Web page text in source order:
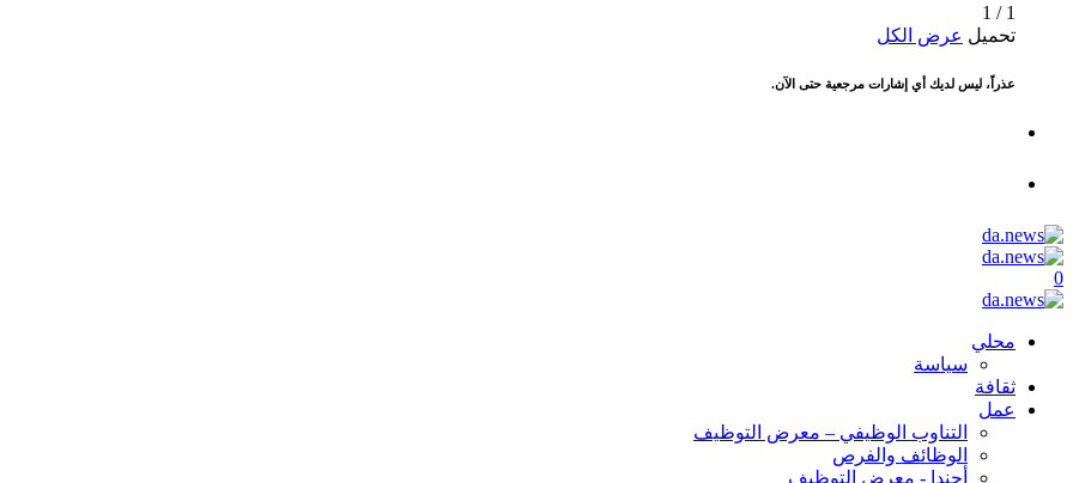
1
/
1
تحميل عرض الكل
عذراً، ليس لديك أي إشارات مرجعية حتى الآن.
0
محلي
سياسة
ثقافة
عمل
التناوب الوظيفي – معرض التوظيف
الوظائف والفرص
أجندا - معرض التوظيف